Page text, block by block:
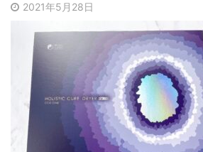
2021年5月28日